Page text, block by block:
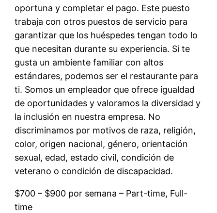
oportuna y completar el pago. Este puesto
trabaja con otros puestos de servicio para
garantizar que los huéspedes tengan todo lo
que necesitan durante su experiencia. Si te
gusta un ambiente familiar con altos
estándares, podemos ser el restaurante para
ti. Somos un empleador que ofrece igualdad
de oportunidades y valoramos la diversidad y
la inclusión en nuestra empresa. No
discriminamos por motivos de raza, religión,
color, origen nacional, género, orientación
sexual, edad, estado civil, condición de
veterano o condición de discapacidad.
$700 – $900 por semana – Part-time, Full-
time